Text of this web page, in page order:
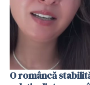
O româncă